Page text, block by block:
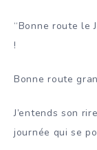
“Bonne route le
!
Bonne route
J’entends son
journée qui se